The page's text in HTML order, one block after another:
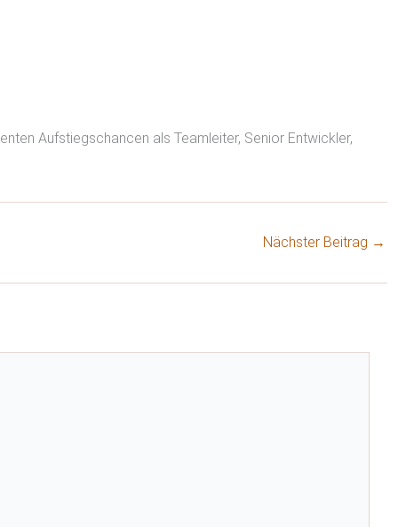
Aufstiegschancen als Teamleiter, Senior Entwickler,
Nächster Beitrag →